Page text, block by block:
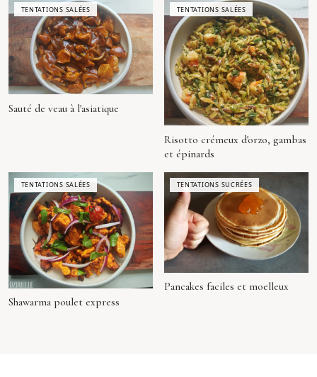
TENTATIONS SALÉES
Sauté de veau à l'asiatique
TENTATIONS SALÉES
Risotto crémeux d'orzo, gambas
et épinards
TENTATIONS SALÉES
Shawarma poulet express
TENTATIONS SUCRÉES
Pancakes faciles et moelleux